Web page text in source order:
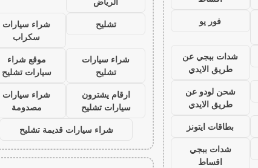
فور يو
شدات ببجي عن
طريق الايدي
شحن لودو عن
طريق الايدي
بطاقات ايتونز
شدات ببجي
اقساط
تشليح
شراء سيارات
سكراب
شراء سيارات
تشليح
موقع شراء
سيارات تشليح
ارقام يشترون
سيارات تشليح
شراء سيارات
مصدومة
شراء سيارات قديمة تشليح